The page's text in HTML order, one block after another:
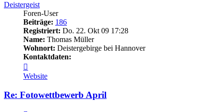
Deistergeist
Foren-User
Beiträge: 186
Registriert: Do. 22. Okt 09 17:28
Name: Thomas Müller
Wohnort: Deistergebirge bei Hannover
Kontaktdaten:
von
Deistergeist
Website
Re: Fotowettbewerb April